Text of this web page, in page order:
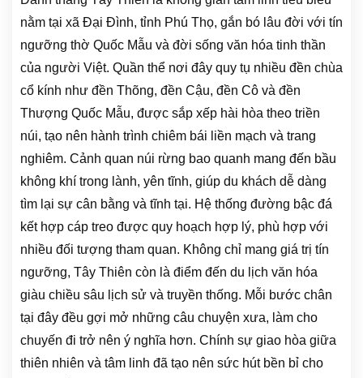
nằm tại xã Đại Đình, tỉnh Phú Thọ, gắn bó lâu đời với tín
ngưỡng thờ Quốc Mẫu và đời sống văn hóa tinh thần
của người Việt. Quần thể nơi đây quy tụ nhiều đền chùa
cổ kính như đền Thõng, đền Cậu, đền Cô và đền
Thượng Quốc Mẫu, được sắp xếp hài hòa theo triền
núi, tạo nên hành trình chiêm bái liền mạch và trang
nghiêm. Cảnh quan núi rừng bao quanh mang đến bầu
không khí trong lành, yên tĩnh, giúp du khách dễ dàng
tìm lại sự cân bằng và tĩnh tại. Hệ thống đường bậc đá
kết hợp cáp treo được quy hoạch hợp lý, phù hợp với
nhiều đối tượng tham quan. Không chỉ mang giá trị tín
ngưỡng, Tây Thiên còn là điểm đến du lịch văn hóa
giàu chiều sâu lịch sử và truyền thống. Mỗi bước chân
tại đây đều gợi mở những câu chuyện xưa, làm cho
chuyến đi trở nên ý nghĩa hơn. Chính sự giao hòa giữa
thiên nhiên và tâm linh đã tạo nên sức hút bền bỉ cho